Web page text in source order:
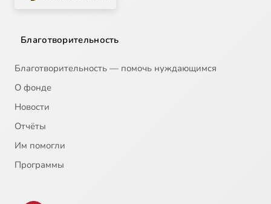
Благотворительность
Благотворительность — помочь нуждающимся
О фонде
Новости
Отчёты
Им помогли
Программы